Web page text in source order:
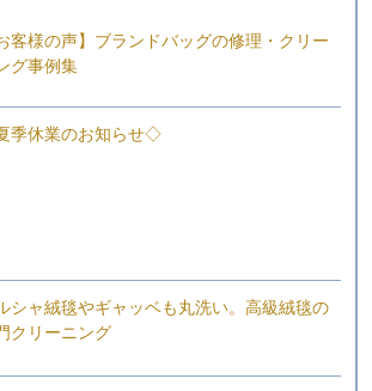
お客様の声】ブランドバッグの修理・クリー
グ事例集
季休業のお知らせ◇
シャ絨毯やギャッベも丸洗い。高級絨毯の
クリーニング